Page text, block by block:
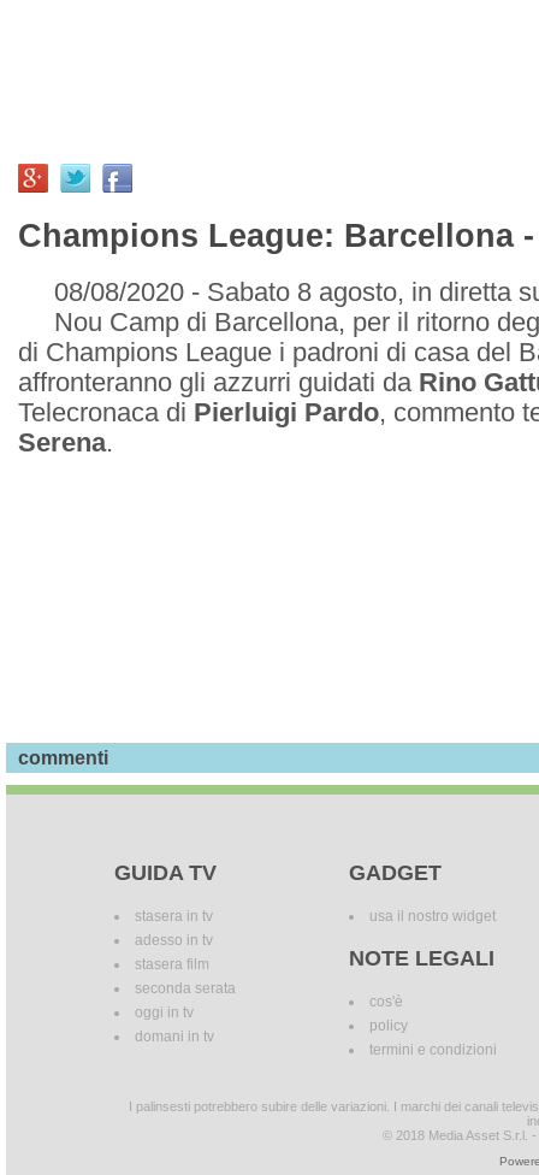
Champions League: Barcellona
08/08/2020 - Sabato 8 agosto, in diretta
Nou Camp di Barcellona, per il ritorno
di Champions League i padroni di casa del
affronteranno gli azzurri guidati da Rino
Telecronaca di Pierluigi Pardo, commento
Serena.
commenti
GUIDA TV
stasera in tv
adesso in tv
stasera film
seconda serata
oggi in tv
domani in tv
GADGET
usa il nostro widget
NOTE LEGALI
cos'è
policy
termini e condizioni
I palinsesti potrebbero subire delle variazioni. I marchi dei canali
© 2018 Media Asset S.r.l.